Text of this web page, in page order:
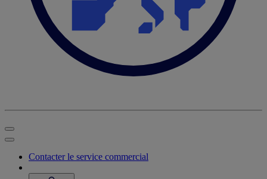
Contacter le service commercial